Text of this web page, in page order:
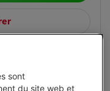
sont
du site web et